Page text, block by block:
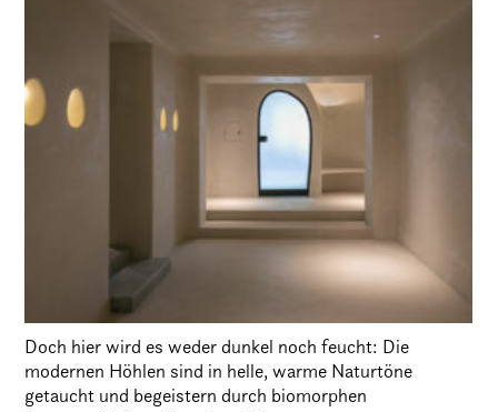
Doch hier wird es weder dunkel noch feucht: Die
modernen Höhlen sind in helle, warme Naturtöne
getaucht und begeistern durch biomorphen